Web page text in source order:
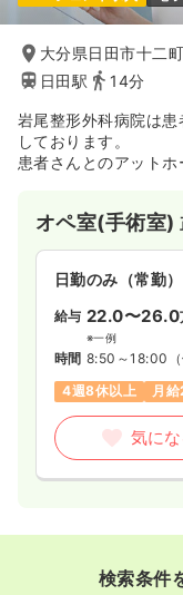
大分県日田市十二
日田駅
14分
岩尾整形外科病院は
しております。
患者さんとのアット
オペ室(手術室)
日勤のみ（常勤）
給与 22.0〜26.0
※一例
時間 8:50～18:00
4週8休以上
月
気にな
検索条件